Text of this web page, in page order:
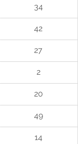
34
42
27
2
20
49
14